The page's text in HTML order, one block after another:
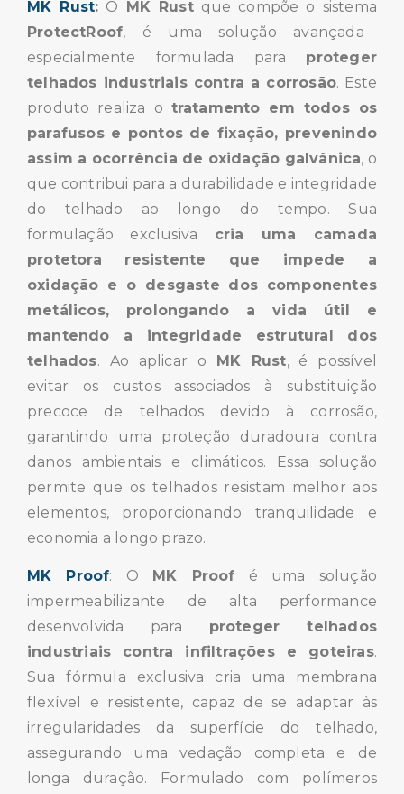
MK Rust: O MK Rustque compõe o sistema
ProtectRoof, é uma solução avançada
especialmente formulada para proteger
telhados industriais contra a corrosão. Este
produto realiza o tratamento em todos os
parafusos e pontos de fixação, prevenindo
assim a ocorrência de oxidação galvânica, o
que contribui para a durabilidade e integridade
do telhado ao longo do tempo. Sua
formulação exclusiva cria uma camada
protetora resistente que impede a
oxidação e o desgaste dos componentes
metálicos, prolongando a vida útil e
mantendo a integridade estrutural dos
telhados. Ao aplicar o MK Rust, é possível
evitar os custos associados à substituição
precoce de telhados devido à corrosão,
garantindo uma proteção duradoura contra
danos ambientais e climáticos. Essa solução
permite que os telhados resistam melhor aos
elementos, proporcionando tranquilidade e
economia a longo prazo.
MK Proof: O MK Proof é uma solução
impermeabilizante de alta performance
desenvolvida para proteger telhados
industriais contra infiltrações e goteiras.
Sua fórmula exclusiva cria uma membrana
flexível e resistente, capaz de se adaptar às
irregularidades da superfície do telhado,
assegurando uma vedação completa e de
longa duração. Formulado com polímeros